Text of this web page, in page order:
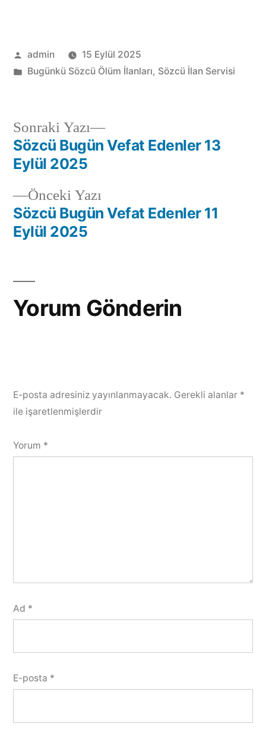
admin
15 Eylül 2025
Bugünkü Sözcü Ölüm İlanları, Sözcü İlan Servisi
Önceki Yazı
Sözcü Bugün Vefat Edenler 11
Eylül 2025
Sonraki Yazı
Sözcü Bugün Vefat Edenler 13
Eylül 2025
Yorum Gönderin
E-posta adresiniz yayınlanmayacak. Gerekli alanlar *
ile işaretlenmişlerdir
Yorum *
Ad *
E-posta *